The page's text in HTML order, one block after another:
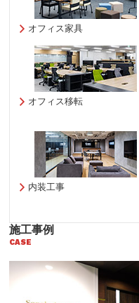
オフィス家具
オフィス移転
内装工事
施工事例
CASE